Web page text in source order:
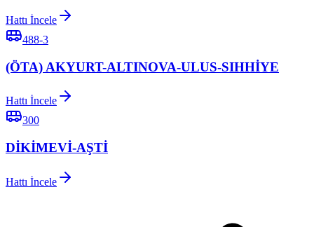
Hattı İncele
488-3
(ÖTA) AKYURT-ALTINOVA-ULUS-SIHHİYE
Hattı İncele
300
DİKİMEVİ-AŞTİ
Hattı İncele